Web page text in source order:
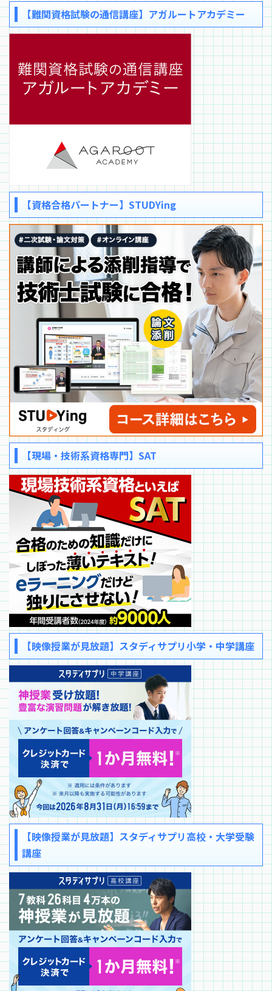
【難関資格試験の通信講座】アガルートアカデミー
【資格合格パートナー】STUDYing
【現場・技術系資格専門】SAT
【映像授業が見放題】スタディサプリ小学・中学講座
【映像授業が見放題】スタディサプリ高校・大学受験
講座